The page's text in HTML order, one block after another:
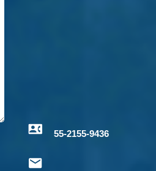
55-2155-9436